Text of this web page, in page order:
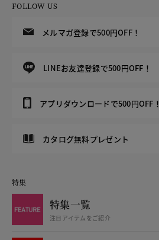
FOLLOW US
メルマガ登録で500円OFF！
LINEお友達登録で500円OFF！
アプリダウンロードで500円OFF！
カタログ無料プレゼント
特集
特集一覧
注目アイテムをご紹介